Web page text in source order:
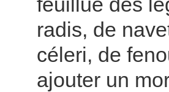
radis, de
céleri, de
ajouter un